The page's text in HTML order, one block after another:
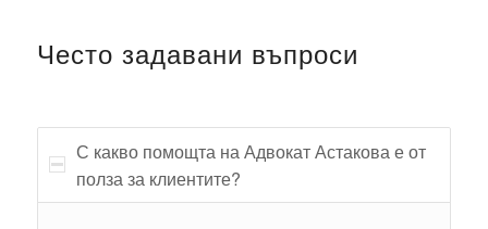
Често задавани въпроси
С какво помощта на Адвокат Астакова е от
полза за клиентите?